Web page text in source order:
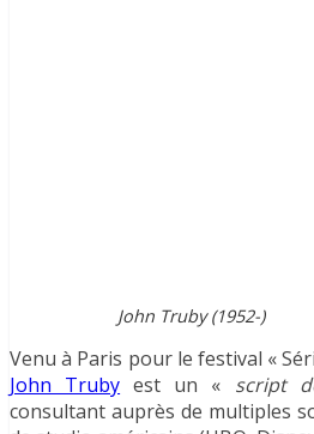
John Truby (1952-)
Venu à Paris pour le festival «
John Truby est un « script
consultant auprès de multiples